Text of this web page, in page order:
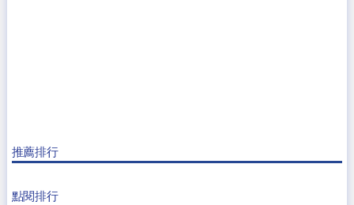
推薦排行
點閱排行